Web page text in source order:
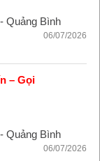
Quảng Bình
06/07/2026
– Gọi
Quảng Bình
06/07/2026